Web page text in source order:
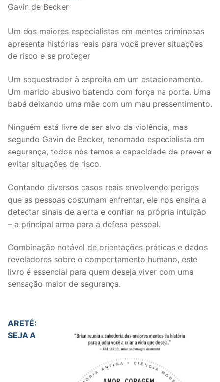
Gavin de Becker
Um dos maiores especialistas em mentes criminosas
apresenta histórias reais para você prever situações
de risco e se proteger
Um sequestrador à espreita em um estacionamento.
Um marido abusivo batendo com força na porta. Uma
babá deixando uma mãe com um mau pressentimento.
Ninguém está livre de ser alvo da violência, mas
segundo Gavin de Becker, renomado especialista em
segurança, todos nós temos a capacidade de prever e
evitar situações de risco.
Contando diversos casos reais envolvendo perigos
que as pessoas costumam enfrentar, ele nos ensina a
detectar sinais de alerta e confiar na própria intuição
– a principal arma para a defesa pessoal.
Combinação notável de orientações práticas e dados
reveladores sobre o comportamento humano, este
livro é essencial para quem deseja viver com uma
sensação maior de segurança.
ARETÉ:
SEJA A